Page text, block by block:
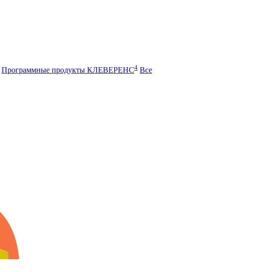
Программные продукты КЛЕВЕРЕНС4 Все